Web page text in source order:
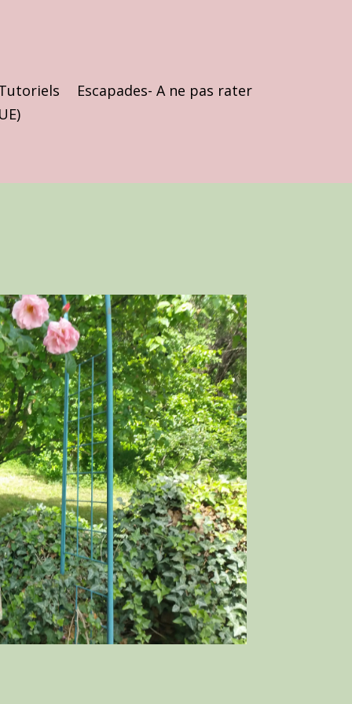
Escapades- A ne pas rater